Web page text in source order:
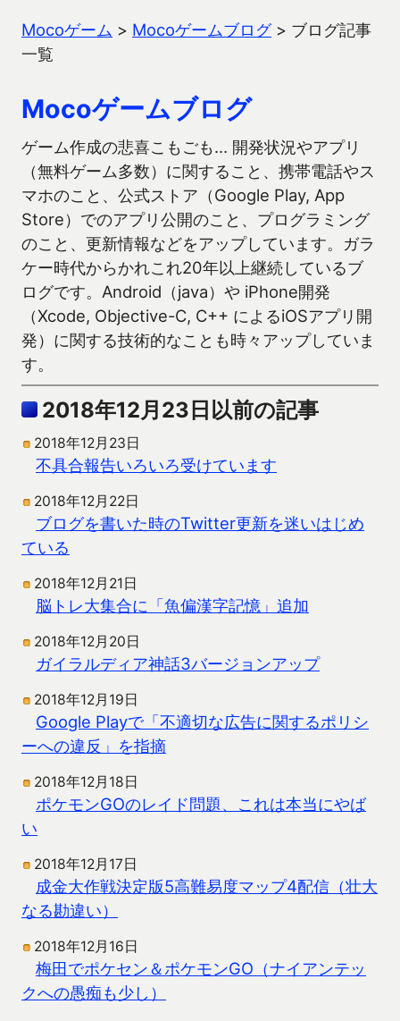
Mocoゲーム > Mocoゲームブログ> ブログ記事
一覧
Mocoゲームブログ
ゲーム作成の悲喜こもごも… 開発状況やアプリ
（無料ゲーム多数）に関すること、携帯電話やス
マホのこと、公式ストア（Google Play, App
Store）でのアプリ公開のこと、プログラミング
のこと、更新情報などをアップしています。ガラ
ケー時代からかれこれ20年以上継続しているブ
ログです。Android（java）や iPhone開発
（Xcode, Objective-C, C++ によるiOSアプリ開
発）に関する技術的なことも時々アップしていま
す。
2018年12月23日以前の記事
2018年12月23日
不具合報告いろいろ受けています
2018年12月22日
ブログを書いた時のTwitter更新を迷いはじめ
ている
2018年12月21日
脳トレ大集合に「魚偏漢字記憶」追加
2018年12月20日
ガイラルディア神話3バージョンアップ
2018年12月19日
Google Playで「不適切な広告に関するポリシ
ーへの違反」を指摘
2018年12月18日
ポケモンGOのレイド問題、これは本当にやば
い
2018年12月17日
成金大作戦決定版5高難易度マップ4配信（壮大
なる勘違い）
2018年12月16日
梅田でポケセン＆ポケモンGO（ナイアンテッ
クへの愚痴も少し）